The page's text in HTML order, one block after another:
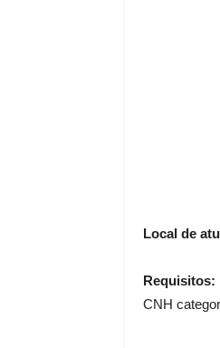
Local de
Requisitos:
CNH